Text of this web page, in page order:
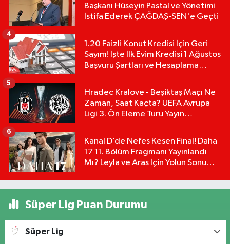
Başkanı Hüseyin Pastal ve Yönetimi
İstifa Ederek ÇAĞDAŞ-SEN'e Geçti
1.20 Faizli Konut Kredisi İçin Geri
Sayım! İşte İlk Evim Kredisi 1 Ağustos
Başvuru Şartları ve Hesaplama
4
Hradec Kralove - Beşiktaş Maçı Ne
Zaman, Saat Kaçta? UEFA Avrupa
Ligi 3. Ön Eleme Turu Yayın
5
Kanal D’de Nefes Kesen Final! Daha
17 11. Bölüm Fragmanı Yayınlandı
Mı? Leyla ve Aras İçin Yolun Sonu
6
Süper Lig Puan Durumu
Süper Lig